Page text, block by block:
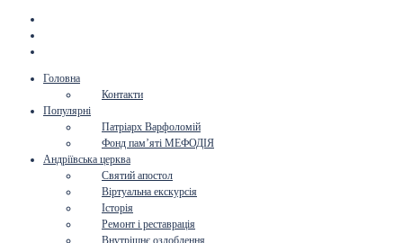
Головна
Контакти
Популярні
Патріарх Варфоломій
Фонд пам’яті МЕФОДІЯ
Андріївська церква
Святий апостол
Віртуальна екскурсія
Історія
Ремонт і реставрація
Внутрішнє оздоблення